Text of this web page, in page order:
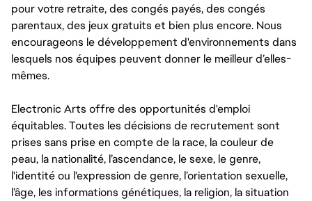
pour votre retraite, des congés payés, des congés
parentaux, des jeux gratuits et bien plus encore. Nous
encourageons le développement d'environnements dans
lesquels nos équipes peuvent donner le meilleur d’elles-
mêmes.
Electronic Arts offre des opportunités d'emploi
équitables. Toutes les décisions de recrutement sont
prises sans prise en compte de la race, la couleur de
peau, la nationalité, l’ascendance, le sexe, le genre,
l'identité ou l'expression de genre, l’orientation sexuelle,
l’âge, les informations génétiques, la religion, la situation